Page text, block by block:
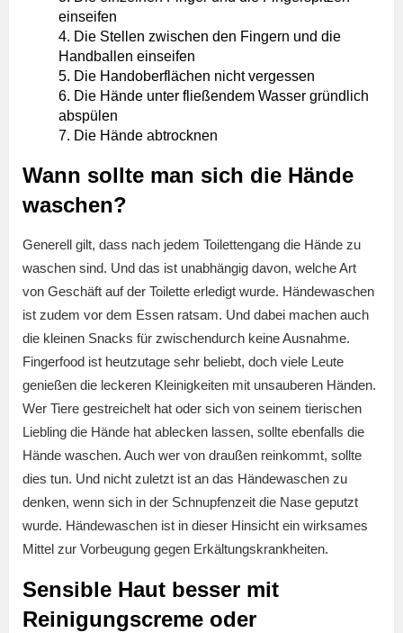
einseifen
Die Stellen zwischen den Fingern und die
Handballen einseifen
Die Handoberflächen nicht vergessen
Die Hände unter fließendem Wasser gründlich
abspülen
Die Hände abtrocknen
Wann sollte man sich die Hände
waschen?
Generell gilt, dass nach jedem Toilettengang die Hände zu
waschen sind. Und das ist unabhängig davon, welche Art
von Geschäft auf der Toilette erledigt wurde. Händewaschen
ist zudem vor dem Essen ratsam. Und dabei machen auch
die kleinen Snacks für zwischendurch keine Ausnahme.
Fingerfood ist heutzutage sehr beliebt, doch viele Leute
genießen die leckeren Kleinigkeiten mit unsauberen Händen.
Wer Tiere gestreichelt hat oder sich von seinem tierischen
Liebling die Hände hat ablecken lassen, sollte ebenfalls die
Hände waschen. Auch wer von draußen reinkommt, sollte
dies tun. Und nicht zuletzt ist an das Händewaschen zu
denken, wenn sich in der Schnupfenzeit die Nase geputzt
wurde. Händewaschen ist in dieser Hinsicht ein wirksames
Mittel zur Vorbeugung gegen Erkältungskrankheiten.
Sensible Haut besser mit
Reinigungscreme oder